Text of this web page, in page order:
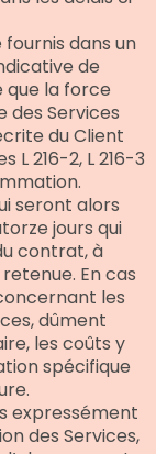
dans un
de
que la force
des Services
du Client
L 216-2, L 216-3
seront alors
jours qui
contrat, à
En cas
les
dûment
les coûts y
spécifique
expressément
des Services,